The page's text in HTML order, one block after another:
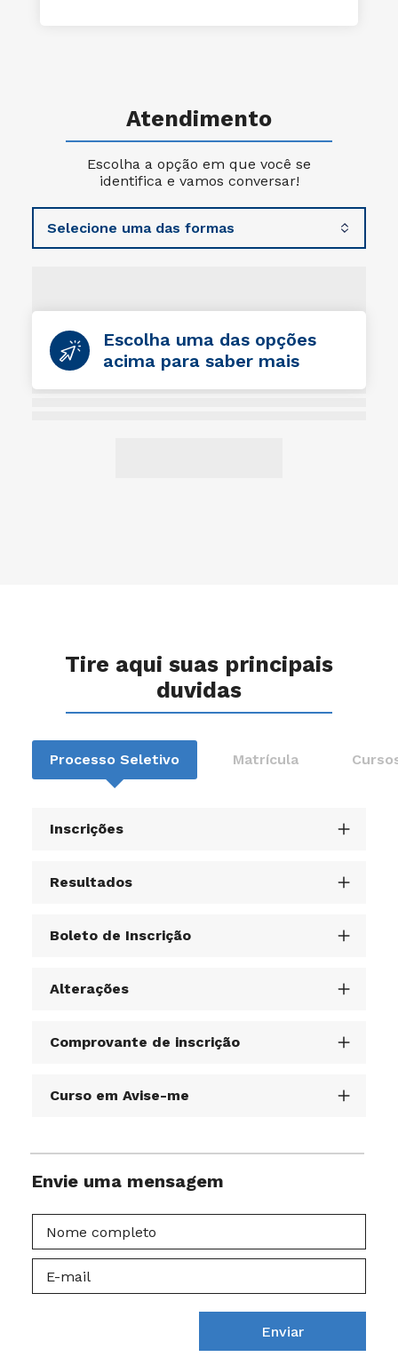
Atendimento
Escolha a opção em que você se
identifica e vamos conversar!
Escolha uma das opções
acima para saber mais
Tire aqui suas principais
duvidas
Processo Seletivo Matrícula
Inscrições
Resultados
Boleto de Inscrição
Alterações
Comprovante de inscrição
Curso em Avise-me
Envie uma mensagem
Enviar